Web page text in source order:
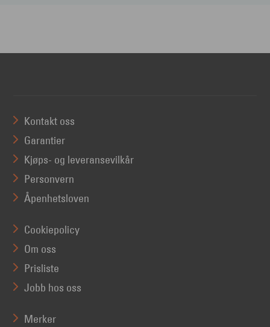
Kontakt oss
Garantier
Kjøps- og leveransevilkår
Personvern
Åpenhetsloven
Cookiepolicy
Om oss
Prisliste
Jobb hos oss
Merker